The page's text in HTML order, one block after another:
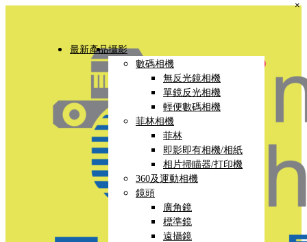
最新產品攝影
數碼相機
無反光鏡相機
單鏡反光相機
輕便數碼相機
菲林相機
菲林
即影即有相機/相紙
相片掃瞄器/打印機
360及運動相機
鏡頭
廣角鏡
標準鏡
遠攝鏡
×